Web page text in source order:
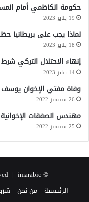
حكومة الكاظمي أمام
19 يناير 2023
لماذا يجب على بريطانيا
18 يناير 2023
إنهاء الاحتلال التركي
14 يناير 2023
وفاة مفتي الإخوان يوسف
26 سبتمبر 2022
مهندس الصفقات
25 سبتمبر 2022
© Copyright 2026, All Rights Reserved |
imarabic
الرئيسية
من نحن